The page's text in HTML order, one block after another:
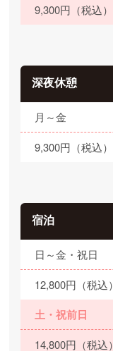
9,300円（税込）
深夜休憩
月～金
9,300円（税込）
宿泊
日～金・祝日
12,800円（税込）
土・祝前日
14,800円（税込）